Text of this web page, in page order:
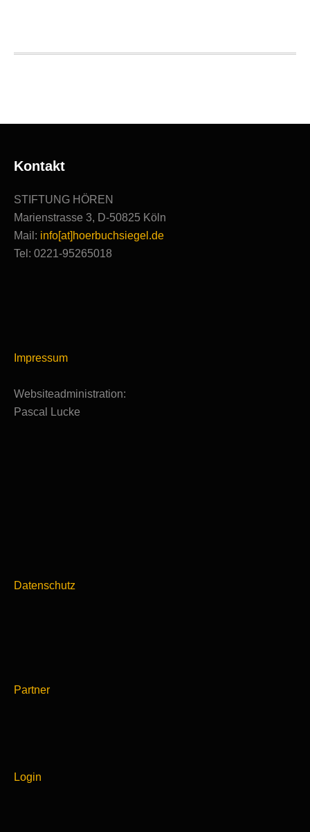
Ausgezeichnete
Kontakt
STIFTUNG HÖREN
Marienstrasse 3, D-50825 Köln
Mail: info[at]hoerbuchsiegel.de
Tel: 0221-95265018
Impressum
Websiteadministration:
Pascal Lucke
Datenschutz
Partner
Login